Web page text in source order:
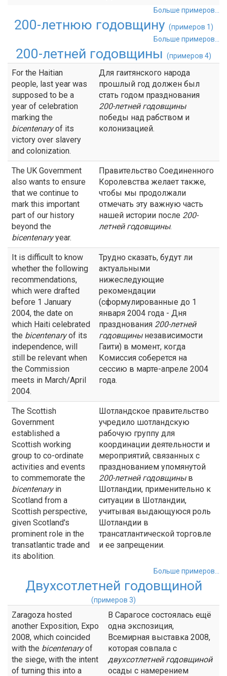
Больше примеров...
200-летнюю годовщину (примеров 1)
Больше примеров...
200-летней годовщины (примеров 4)
For the Haitian
people, last year was
supposed to be a
year of celebration
marking the
bicentenaryof its
victory over slavery
and colonization.
Для гаитянского народа
прошлый год должен был
стать годом празднования
200-летней годовщины
победы над рабством и
колонизацией.
The UK Government
also wants to ensure
that we continue to
mark this important
part of our history
beyond the
bicentenaryyear.
Правительство Соединенного
Королевства желает также,
чтобы мы продолжали
отмечать эту важную часть
нашей истории после 200-
летней годовщины.
It is difficult to know
whether the following
recommendations,
which were drafted
before 1 January
2004, the date on
which Haiti celebrated
the bicentenaryof its
independence, will
still be relevant when
the Commission
meets in March/April
2004.
Трудно сказать, будут ли
актуальными
нижеследующие
рекомендации
(сформулированные до 1
января 2004 года - Дня
празднования 200-летней
годовщинынезависимости
Гаити) в момент, когда
Комиссия соберется на
сессию в марте-апреле 2004
года.
The Scottish
Government
established a
Scottish working
group to co-ordinate
activities and events
to commemorate the
bicentenaryin
Scotland from a
Scottish perspective,
given Scotland's
prominent role in the
transatlantic trade and
its abolition.
Шотландское правительство
учредило шотландскую
рабочую группу для
координации деятельности и
мероприятий, связанных с
празднованием упомянутой
200-летней годовщиныв
Шотландии, применительно к
ситуации в Шотландии,
учитывая выдающуюся роль
Шотландии в
трансатлантической торговле
и ее запрещении.
Больше примеров...
Двухсотлетней годовщиной
(примеров 3)
Zaragoza hosted
another Exposition, Expo
2008, which coincided
with the bicentenaryof
the siege, with the intent
of turning this into a
В Сарагосе состоялась ещё
одна экспозиция,
Всемирная выставка 2008,
которая совпала с
двухсотлетней годовщиной
осады с намерением